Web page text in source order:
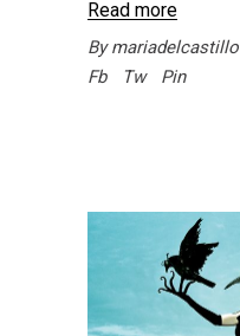
Read more
Bymariadelcastillo
Fb
Tw Pin